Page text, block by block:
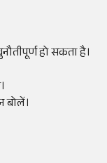
हो सकता है।
बोलें।